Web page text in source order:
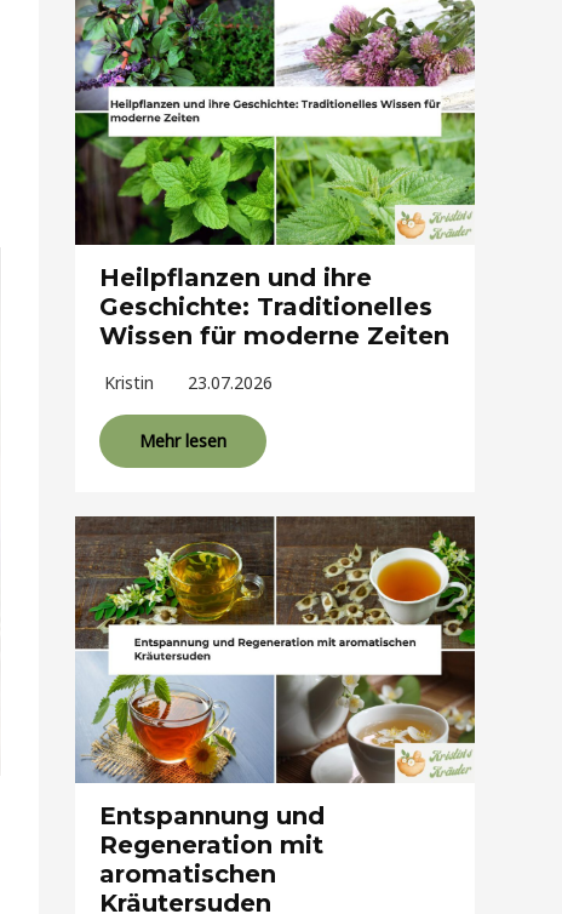
Heilpflanzen und ihre
Geschichte: Traditionelles
Wissen für moderne Zeiten
Kristin 23.07.2026
Mehr lesen
Entspannung und
Regeneration mit
aromatischen
Kräutersuden